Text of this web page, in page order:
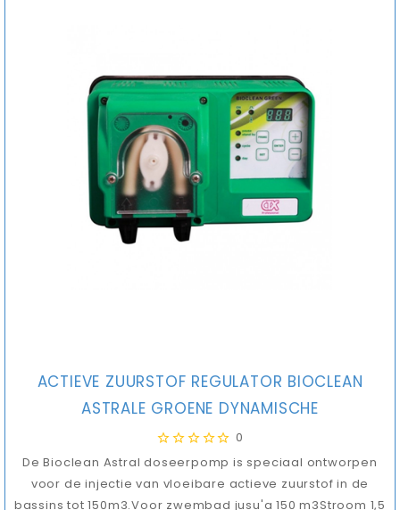
ACTIEVE ZUURSTOF REGULATOR BIOCLEAN
ASTRALE GROENE DYNAMISCHE
0
De Bioclean Astral doseerpomp is speciaal ontworpen
voor de injectie van vloeibare actieve zuurstof in de
bassins tot 150m3.Voor zwembad jusu'a 150 m3Stroom 1,5